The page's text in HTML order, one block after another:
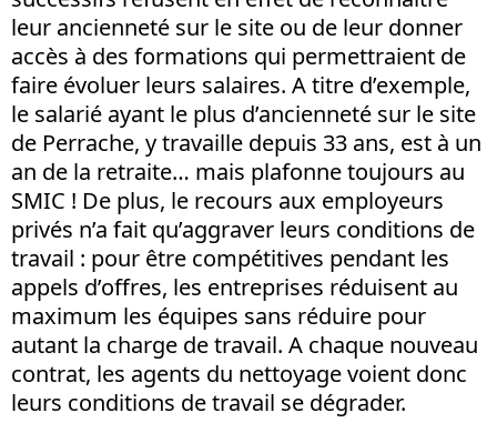
leur ancienneté sur le site ou de leur donner
accès à des formations qui permettraient de
faire évoluer leurs salaires. A titre d’exemple,
le salarié ayant le plus d’ancienneté sur le site
de Perrache, y travaille depuis 33 ans, est à un
an de la retraite… mais plafonne toujours au
SMIC ! De plus, le recours aux employeurs
privés n’a fait qu’aggraver leurs conditions de
travail : pour être compétitives pendant les
appels d’offres, les entreprises réduisent au
maximum les équipes sans réduire pour
autant la charge de travail. A chaque nouveau
contrat, les agents du nettoyage voient donc
leurs conditions de travail se dégrader.